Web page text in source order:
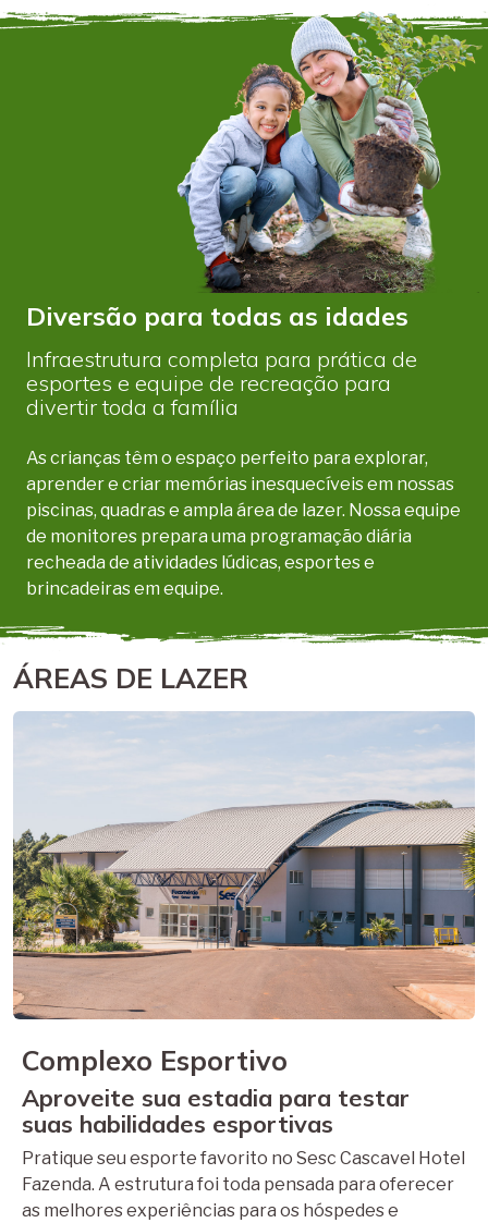
jogos e brincadeiras em família.
Diversão para todas as idades
Infraestrutura completa para prática de
esportes e equipe de recreação para
divertir toda a família
As crianças têm o espaço perfeito para explorar,
aprender e criar memórias inesquecíveis em nossas
piscinas, quadras e ampla área de lazer. Nossa equipe
de monitores prepara uma programação diária
recheada de atividades lúdicas, esportes e
brincadeiras em equipe.
ÁREAS DE LAZER
Complexo Esportivo
Aproveite sua estadia para testar
suas habilidades esportivas
Pratique seu esporte favorito no Sesc Cascavel Hotel
Fazenda. A estrutura foi toda pensada para oferecer
as melhores experiências para os hóspedes e